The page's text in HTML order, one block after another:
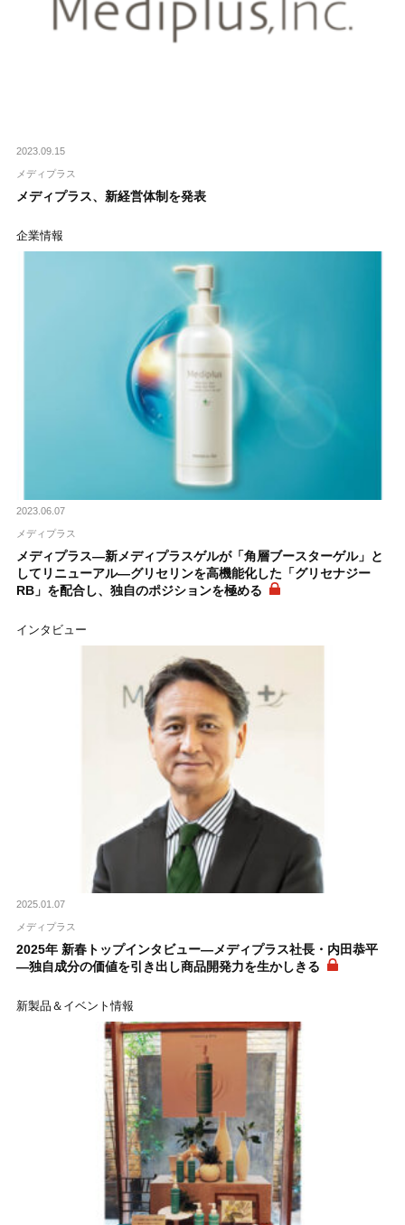
2023.09.15
メディプラス
メディプラス、新経営体制を発表
企業情報
2023.06.07
メディプラス
メディプラス―新メディプラスゲルが「角層ブースターゲル」と
してリニューアル―グリセリンを高機能化した「グリセナジー
RB」を配合し、独自のポジションを極める
インタビュー
2025.01.07
メディプラス
2025年 新春トップインタビュー―メディプラス社長・内田恭平
―独自成分の価値を引き出し商品開発力を生かしきる
新製品＆イベント情報